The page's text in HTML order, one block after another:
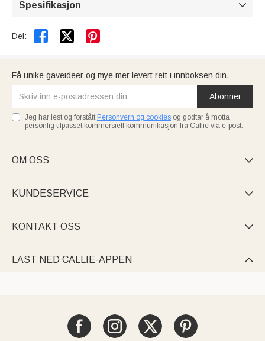
Spesifikasjon 
Del:  
Få unike gaveideer og mye mer levert rett i innboksen din.
Abonner
Jeg har lest og forstått Personvern og cookies og godtar å motta
personlig tilpasset kommersiell kommunikasjon fra Callie via e-post.
OM OSS 
KUNDESERVICE 
KONTAKT OSS 
LAST NED CALLIE-APPEN 